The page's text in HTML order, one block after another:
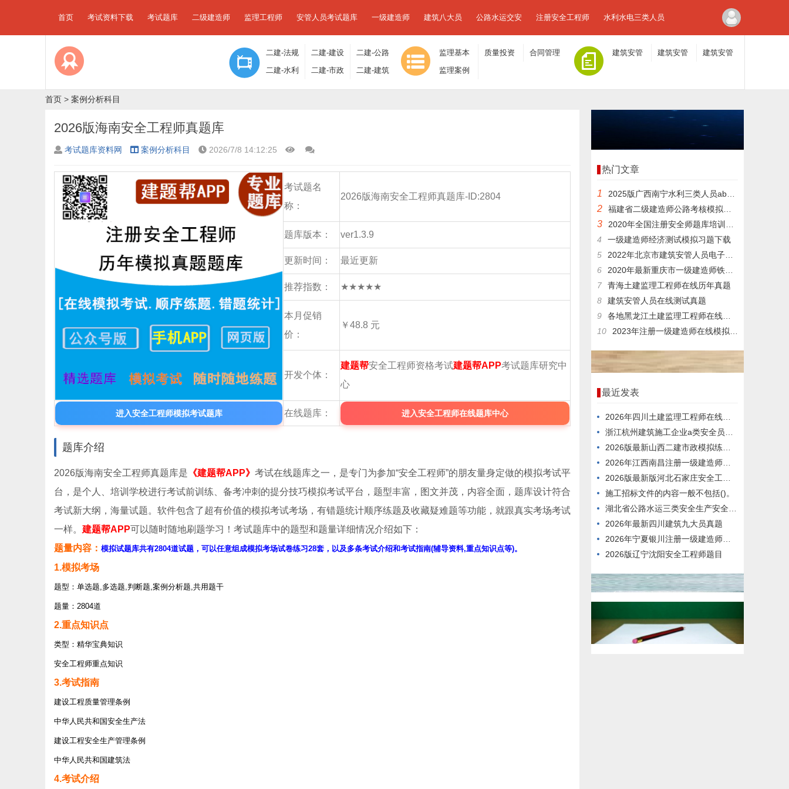
首页 考试资料下载 考试题库 二级建造师 监理工程师 安管人员考试题库 一级建造师 建筑八大员 公路水运交安 注册安全工程师 水利水电三类人员
二建-法规
及相关知
识
二建-建设
工程施工
管理
二建-公路
工程
二建-水利
水电
二建-市政
工程
二建-建筑
工程
监理基本
理论与相
关法规
质量投资 合同管理
监理案例
分析
建筑安管 建筑安管 建筑安管
首页 > 案例分析科目
2026版海南安全工程师真题库
考试题库资料网 案例分析科目 2026/7/8 14:12:25
考试题名
称：
2026版海南安全工程师真题库-ID:2804
题库版本： ver1.3.9
更新时间： 最近更新
推荐指数： ★★★★★
本月促销
价：
￥48.8 元
开发个体：
建题帮安全工程师资格考试建题帮APP考试题库研究中
心
进入安全工程师模拟考试题库 在线题库： 进入安全工程师在线题库中心
题库介绍
2026版海南安全工程师真题库是 《建题帮APP》 考试在线题库之一，是专门为参加“安全工程师”的朋友量身定做的模拟考试平
台，是个人、培训学校进行考试前训练、备考冲刺的提分技巧模拟考试平台，题型丰富，图文并茂，内容全面，题库设计符合
考试新大纲，海量试题。软件包含了超有价值的模拟考试考场，有错题统计顺序练题及收藏疑难题等功能，就跟真实考场考试
一样。 建题帮APP可以随时随地刷题学习！考试题库中的题型和题量详细情况介绍如下：
题量内容： 模拟试题库共有2804道试题，可以任意组成模拟考场试卷练习28套，以及多条考试介绍和考试指南(辅导资料,重点知识点等)。
1.模拟考场
题型：单选题,多选题,判断题,案例分析题,共用题干
题量：2804道
2.重点知识点
类型：精华宝典知识
安全工程师重点知识
3.考试指南
建设工程质量管理条例
中华人民共和国安全生产法
建设工程安全生产管理条例
中华人民共和国建筑法
4.考试介绍
热门文章
1 2025版广西南宁水利三类人员abc证模拟习题
2 福建省二级建造师公路考核模拟题库带重点资料
3
2020年全国注册安全师题库培训试卷
4
一级建造师经济测试模拟习题下载
5
2022年北京市建筑安管人员电子题库
6
2020年最新重庆市一级建造师铁路在线考核模拟习题带做题app
7
青海土建监理工程师在线历年真题
8
建筑安管人员在线测试真题
9
各地黑龙江土建监理工程师在线测试试题
10
2023年注册一级建造师在线模拟模拟习题
最近发表
2026年四川土建监理工程师在线模拟考试模拟真题
浙江杭州建筑施工企业a类安全员测试试卷
2026版最新山西二建市政模拟练习题
2026年江西南昌注册一级建造师真题库
2026版最新版河北石家庄安全工程师在线模拟模拟题库
施工招标文件的内容一般不包括()。
湖北省公路水运三类安全生产安全管理人员，怎么备考好？
2026年最新四川建筑九大员真题
2026年宁夏银川注册一级建造师在线考试考试题型
2026版辽宁沈阳安全工程师题目